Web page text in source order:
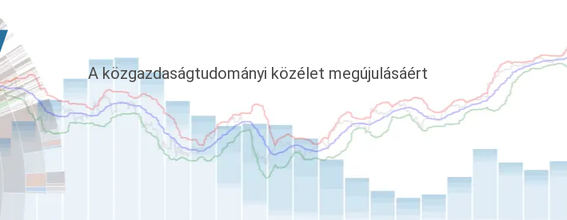
A közgazdaságtudományi közélet megújulásáért